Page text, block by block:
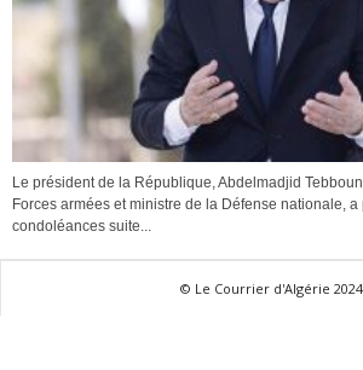
Le président de la République, Abdelmadjid
Forces armées et ministre de la Défense nationale, a
condoléances suite...
© Le Courrier d'Algérie 2024